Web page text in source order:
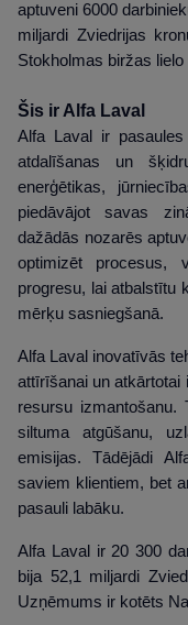
aptuveni 6000
miljardi Zviedrijas
Stokholmas biržas
Šis ir Alfa Laval
Alfa Laval ir
atdalīšanas un
enerģētikas,
piedāvājot savas
dažādās nozarēs
optimizēt procesus,
progresu, lai atbalstītu
mērķu sasniegšanā.
Alfa Laval inovatīvās
attīrīšanai un atkārtotai
resursu izmantošanu.
siltuma atgūšanu,
emisijas. Tādējādi
saviem klientiem, bet
pasauli labāku.
Alfa Laval ir 20 300
bija 52,1 miljardi
Uzņēmums ir kotēts